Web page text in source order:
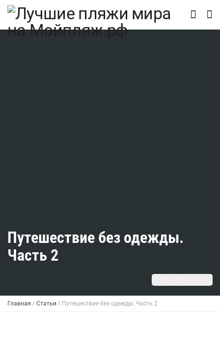
Путешествие без одежды.
Часть 2
Главная / Статьи / Путешествие без одежды. Часть 2